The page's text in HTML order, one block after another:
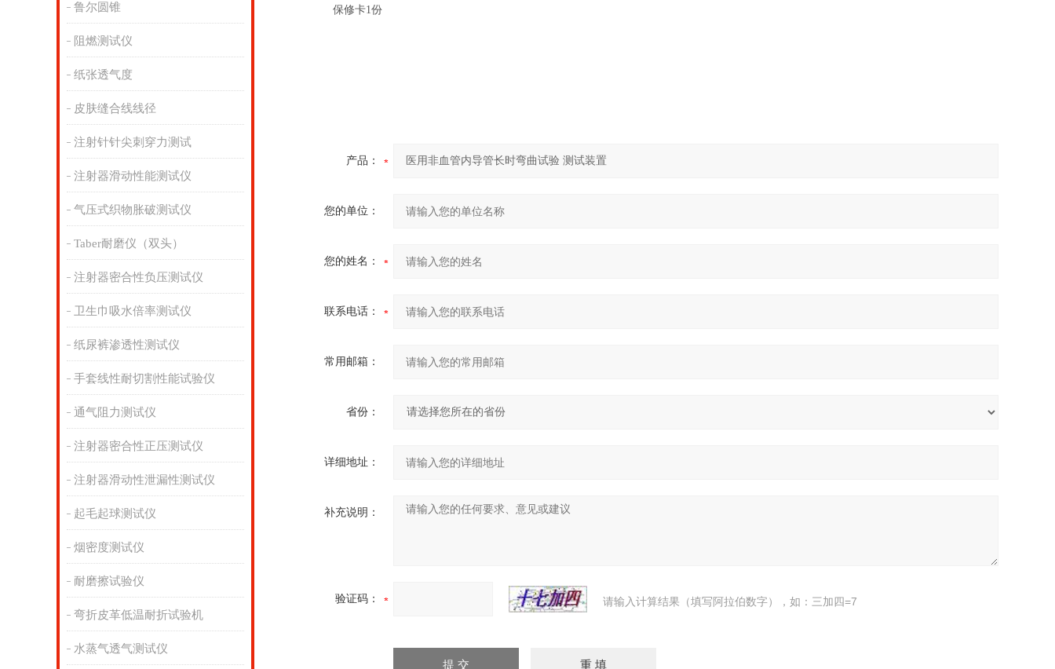
鲁尔圆锥
阻燃测试仪
纸张透气度
皮肤缝合线线径
注射针针尖刺穿力测试
注射器滑动性能测试仪
气压式织物胀破测试仪
Taber耐磨仪（双头）
注射器密合性负压测试仪
卫生巾吸水倍率测试仪
纸尿裤渗透性测试仪
手套线性耐切割性能试验仪
通气阻力测试仪
注射器密合性正压测试仪
注射器滑动性泄漏性测试仪
起毛起球测试仪
烟密度测试仪
耐磨擦试验仪
弯折皮革低温耐折试验机
水蒸气透气测试仪
保修卡1份
产品：
您的单位：
您的姓名：
联系电话：
常用邮箱：
省份：
详细地址：
补充说明：
验证码： 请输入计算结果（填写阿拉伯数字），如：三加四=7